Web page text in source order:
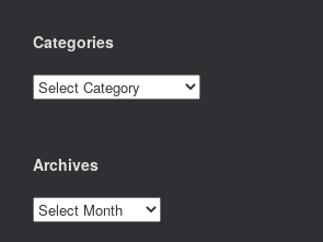
Categories
Categories
Archives
Archives